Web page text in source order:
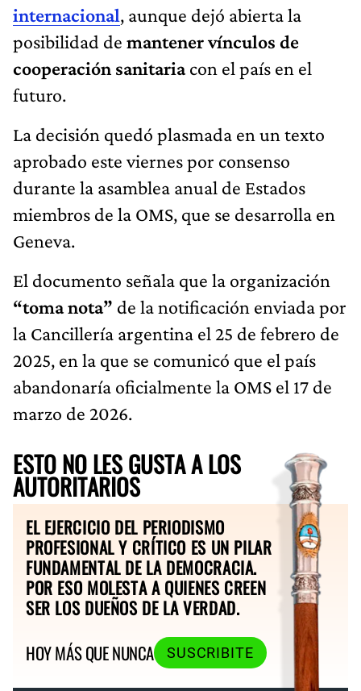
internacional, aunque dejó abierta la
posibilidad de mantener vínculos de
cooperación sanitariacon el país en el
futuro.
La decisión quedó plasmada en un texto
aprobado este viernes por consenso
durante la asamblea anual de Estados
miembros de la OMS, que se desarrolla en
Geneva.
El documento señala que la organización
“toma nota” de la notificación enviada por
la Cancillería argentina el 25 de febrero de
2025, en la que se comunicó que el país
abandonaría oficialmente la OMS el 17 de
marzo de 2026.
ESTO NO LES GUSTA A LOS
AUTORITARIOS
EL EJERCICIO DEL PERIODISMO
PROFESIONAL Y CRÍTICO ES UN PILAR
FUNDAMENTAL DE LA DEMOCRACIA.
POR ESO MOLESTA A QUIENES CREEN
SER LOS DUEÑOS DE LA VERDAD.
HOY MÁS QUE NUNCA
SUSCRIBITE